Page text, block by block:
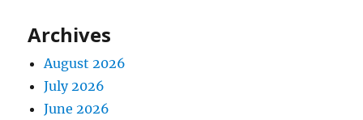
Archives
August 2026
July 2026
June 2026